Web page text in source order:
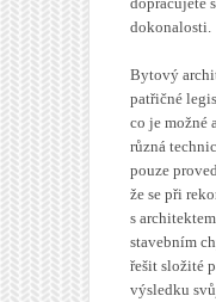
dokonalosti.
Bytový
patřičné
co je možné
různá
pouze
že se při
s
stavebním
řešit složité
výsledku